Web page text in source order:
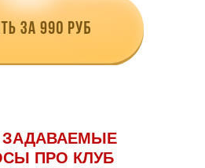
ЗАДАВАЕМЫЕ
ПРО КЛУБ